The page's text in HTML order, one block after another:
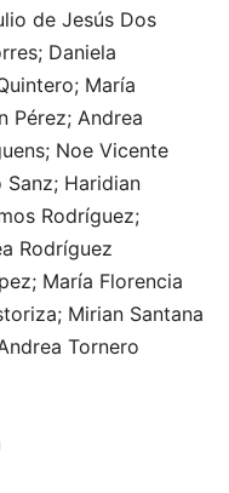
de Jesús Dos
Daniela
María
Pérez; Andrea
Noe Vicente
Sanz; Haridian
Rodríguez;
Rodríguez
María Florencia
Mirian Santana
Tornero